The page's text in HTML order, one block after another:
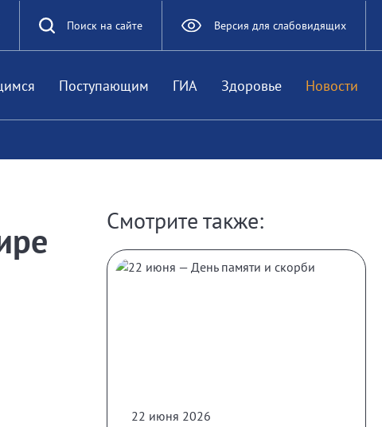
Поиск на сайте Версия для слабовидящих
Поступающим ГИА Здоровье Новости
Смотрите также:
22 июня 2026